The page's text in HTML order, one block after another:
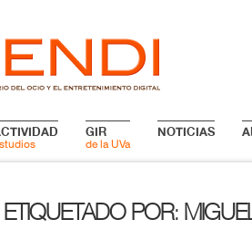
GIR
de la UVa
NOTICIAS
POR: